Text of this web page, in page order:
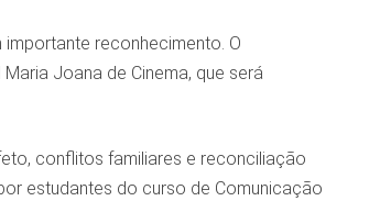
reconhecimento. O
Joana de Cinema, que será
conflitos familiares e reconciliação
estudantes do curso de Comunicação